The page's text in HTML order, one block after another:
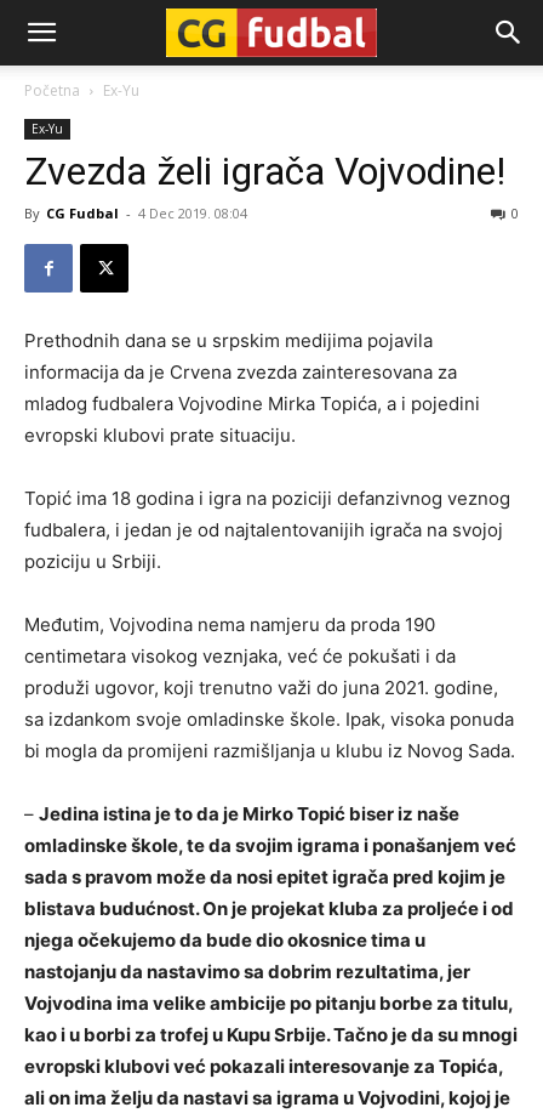
CG-
Fudbal
Početna Ex-Yu
Ex-Yu
Zvezda želi igrača Vojvodine!
By CG Fudbal - 4 Dec 2019. 08:04 0
Prethodnih dana se u srpskim medijima pojavila
informacija da je Crvena zvezda zainteresovana za
mladog fudbalera Vojvodine Mirka Topića, a i pojedini
evropski klubovi prate situaciju.
Topić ima 18 godina i igra na poziciji defanzivnog veznog
fudbalera, i jedan je od najtalentovanijih igrača na svojoj
poziciju u Srbiji.
Međutim, Vojvodina nema namjeru da proda 190
centimetara visokog veznjaka, već će pokušati i da
produži ugovor, koji trenutno važi do juna 2021. godine,
sa izdankom svoje omladinske škole. Ipak, visoka ponuda
bi mogla da promijeni razmišljanja u klubu iz Novog Sada.
– Jedina istina je to da je Mirko Topić biser iz naše
omladinske škole, te da svojim igrama i ponašanjem već
sada s pravom može da nosi epitet igrača pred kojim je
blistava budućnost. On je projekat kluba za proljeće i od
njega očekujemo da bude dio okosnice tima u
nastojanju da nastavimo sa dobrim rezultatima, jer
Vojvodina ima velike ambicije po pitanju borbe za titulu,
kao i u borbi za trofej u Kupu Srbije. Tačno je da su mnogi
evropski klubovi već pokazali interesovanje za Topića,
ali on ima želju da nastavi sa igrama u Vojvodini, kojoj je